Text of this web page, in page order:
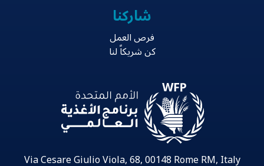
شاركنا
فرص العمل
كن شريكاً لنا
Via Cesare Giulio Viola, 68, 00148 Rome RM, Italy